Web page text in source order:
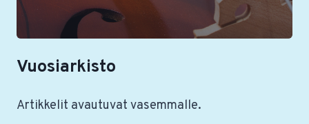
Vuosiarkisto
Artikkelit avautuvat vasemmalle.